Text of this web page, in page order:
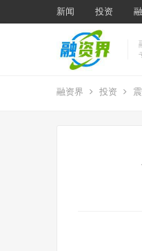
新闻 投资
融资界 投资